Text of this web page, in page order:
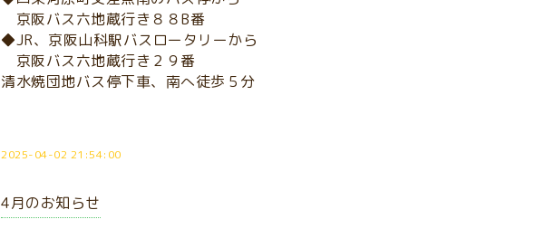
京阪バス六地蔵行き８８B番
◆JR、京阪山科駅バスロータリーから
京阪バス六地蔵行き２９番
清水焼団地バス停下車、南へ徒歩５分
2025-04-02 21:54:00
4月のお知らせ